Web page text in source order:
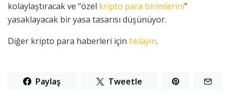
kolaylaştıracak ve “özel kripto para birimlerini”
yasaklayacak bir yasa tasarısı düşünüyor.
Diğer kripto para haberleri için tıklayın.
Paylaş Tweetle